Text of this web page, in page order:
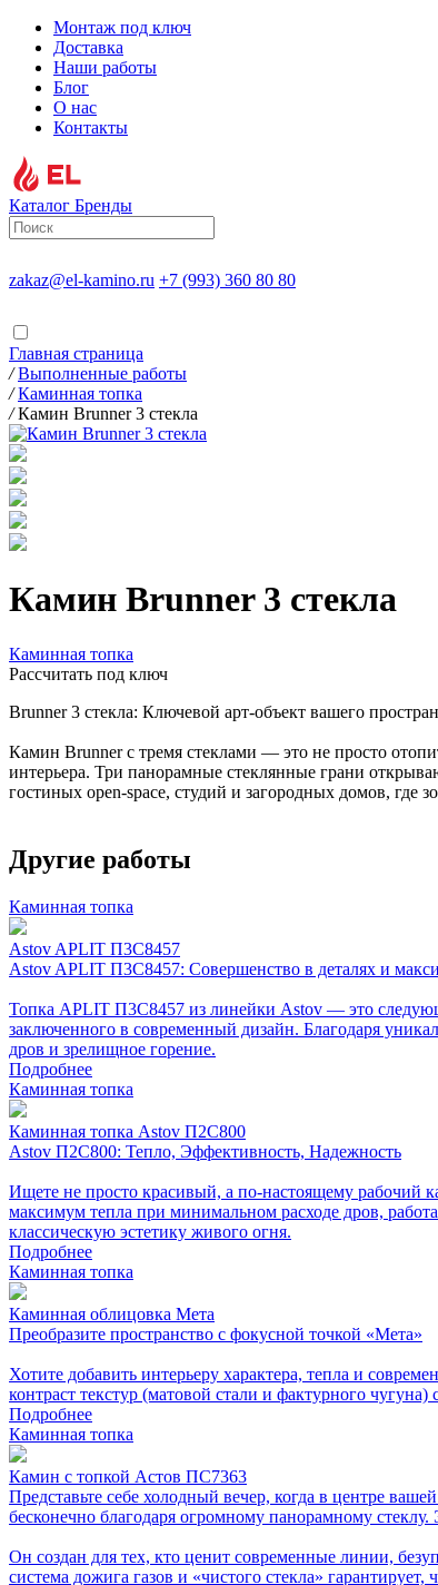
Монтаж под ключ
Доставка
Наши работы
Блог
О нас
Контакты
Каталог Бренды
zakaz@el-kamino.ru +7 (993) 360 80 80
Главная страница
/ Выполненные работы
/ Каминная топка
/ Камин Brunner 3 стекла
Камин Brunner 3 стекла
Каминная топка
Расcчитать под ключ
Brunner 3 стекла: Ключевой арт-объект вашего
Камин Brunner с тремя стеклами — это не просто
интерьера. Три панорамные стеклянные грани
гостиных open-space, студий и загородных домов, где
Другие работы
Каминная топка
Astov APLIT П3С8457
Astov APLIT П3С8457: Совершенство в деталях и
Топка APLIT П3С8457 из линейки Astov — это
заключенного в современный дизайн. Благодаря
дров и зрелищное горение.
Подробнее
Каминная топка
Каминная топка Astov П2С800
Astov П2С800: Тепло, Эффективность, Надежность
Ищете не просто красивый, а по-настоящему рабочий
максимум тепла при минимальном расходе дров,
классическую эстетику живого огня.
Подробнее
Каминная топка
Каминная облицовка Мета
Преобразите пространство с фокусной точкой «Мета»
Хотите добавить интерьеру характера, тепла и
контраст текстур (матовой стали и фактурного
Подробнее
Каминная топка
Камин с топкой Астов ПС7363
Представьте себе холодный вечер, когда в центре
бесконечно благодаря огромному панорамному
Он создан для тех, кто ценит современные линии,
система дожига газов и «чистого стекла»